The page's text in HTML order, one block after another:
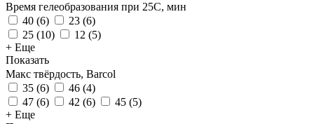
Время гелеобразования при 25С, мин
40 (6) 23 (6)
25 (10) 12 (5)
+ Еще
Показать
Макс твёрдость, Barcol
35 (6) 46 (4)
47 (6) 42 (6) 45 (5)
+ Еще